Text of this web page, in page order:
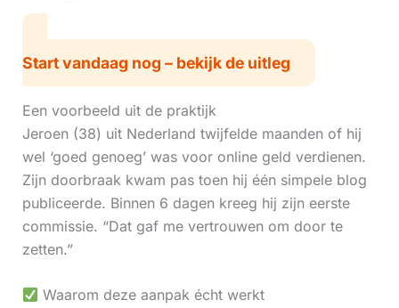
Start vandaag nog – bekijk de uitleg
Een voorbeeld uit de praktijk
Jeroen (38) uit Nederland twijfelde maanden of hij
wel ‘goed genoeg’ was voor online geld verdienen.
Zijn doorbraak kwam pas toen hij één simpele blog
publiceerde. Binnen 6 dagen kreeg hij zijn eerste
commissie. “Dat gaf me vertrouwen om door te
zetten.”
Waarom deze aanpak écht werkt